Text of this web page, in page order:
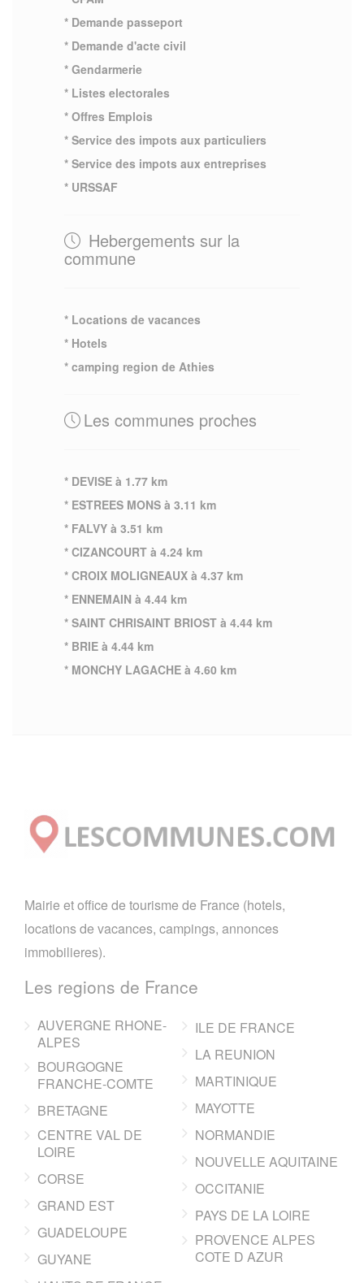
* Demande passeport
* Demande d'acte civil
* Gendarmerie
* Listes electorales
* Offres Emplois
* Service des impots aux particuliers
* Service des impots aux entreprises
* URSSAF
Hebergements sur la
commune
* Locations de vacances
* Hotels
* camping region de Athies
Les communes proches
* DEVISE à 1.77 km
* ESTREES MONS à 3.11 km
* FALVY à 3.51 km
* CIZANCOURT à 4.24 km
* CROIX MOLIGNEAUX à 4.37 km
* ENNEMAIN à 4.44 km
* SAINT CHRISAINT BRIOST à 4.44 km
* BRIE à 4.44 km
* MONCHY LAGACHE à 4.60 km
Mairie et office de tourisme de France (hotels,
locations de vacances, campings, annonces
immobilieres).
Les regions de France
AUVERGNE RHONE-
ALPES
BOURGOGNE
FRANCHE-COMTE
BRETAGNE
CENTRE VAL DE
LOIRE
CORSE
GRAND EST
GUADELOUPE
GUYANE
ILE DE FRANCE
LA REUNION
MARTINIQUE
MAYOTTE
NORMANDIE
NOUVELLE AQUITAINE
OCCITANIE
PAYS DE LA LOIRE
PROVENCE ALPES
COTE D AZUR